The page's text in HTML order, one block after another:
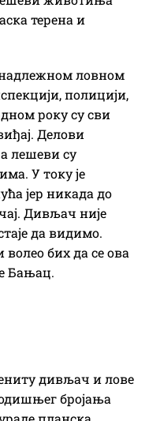
терена и
ловном
полицији,
року су сви
Делови
лешеви су
У току је
јер никада до
Дивљач није
да видимо.
бих да се ова
Бањац.
дивљач и лове
бројања